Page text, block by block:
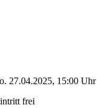
27.04.2025, 15:00 Uhr
frei